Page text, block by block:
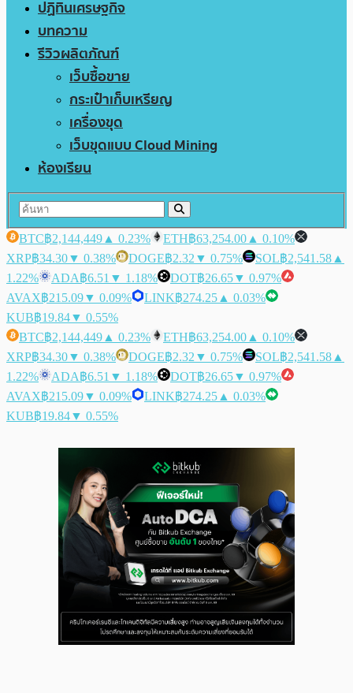
ปฏิทินเศรษฐกิจ
บทความ
รีวิวผลิตภัณฑ์
เว็บซื้อขาย
กระเป๋าเก็บเหรียญ
เครื่องขุด
เว็บขุดแบบ Cloud Mining
ห้องเรียน
BTC฿2,144,449 ▲ 0.23% ETH฿63,254.00 ▲ 0.10%
XRP฿34.30▼ 0.38% DOGE฿2.32 ▼ 0.75% SOL฿2,541.58 ▲
1.22%
ADA฿6.51 ▼ 1.18% DOT฿26.65▼ 0.97%
AVAX฿215.09▼ 0.09% LINK฿274.25 ▲ 0.03%
KUB฿19.84▼ 0.55%
BTC฿2,144,449 ▲ 0.23% ETH฿63,254.00 ▲ 0.10%
XRP฿34.30▼ 0.38% DOGE฿2.32 ▼ 0.75% SOL฿2,541.58 ▲
1.22%
ADA฿6.51 ▼ 1.18% DOT฿26.65▼ 0.97%
AVAX฿215.09▼ 0.09% LINK฿274.25 ▲ 0.03%
KUB฿19.84▼ 0.55%